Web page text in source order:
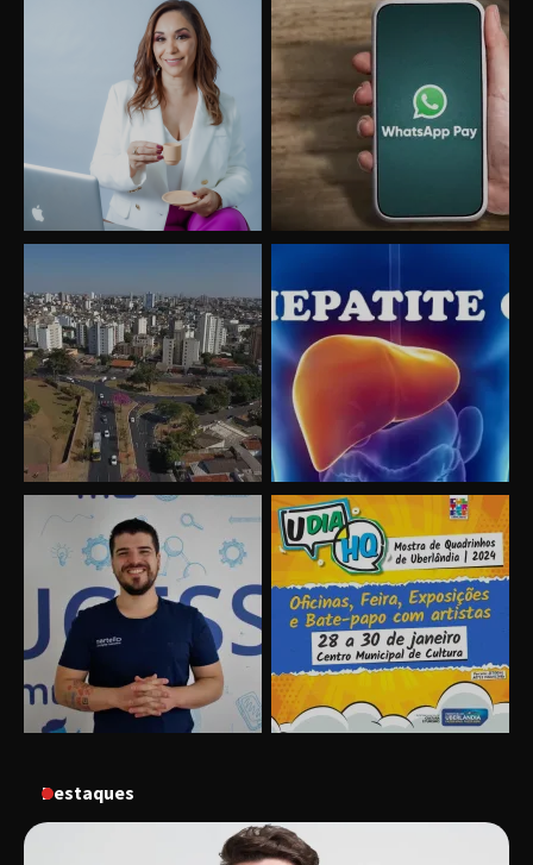
Destaques
Uberlândia recebe o projeto “Experiência Rio”
no dia 17 de junho
“Vozes pela Vida” celebra 10 anos com show
em Uberlândia
“Vem pra Praça!” reunirá arte, cultura e
gastronomia de Uberlândia em dois dias de
evento gratuito
“Uma prosa de valor” é o tema da roda de
conversa com o diretor e a produtora do
espetáculo Bárbara
sucesso absoluto em 2025